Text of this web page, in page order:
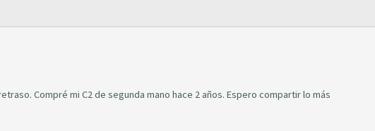
Compré mi C2 de segunda mano hace 2 años. Espero compartir lo más